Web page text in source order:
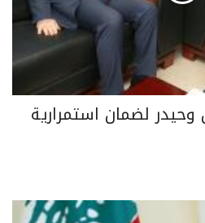
وحيدر لضمان استمرارية